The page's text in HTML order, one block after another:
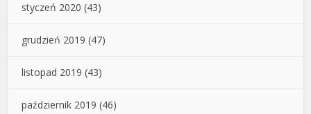
styczeń 2020 (43)
grudzień 2019 (47)
listopad 2019 (43)
październik 2019 (46)